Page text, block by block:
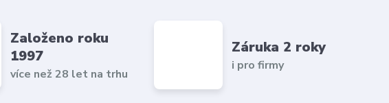
Založeno roku
1997
více než 28 let na trhu
Záruka 2 roky
i pro firmy